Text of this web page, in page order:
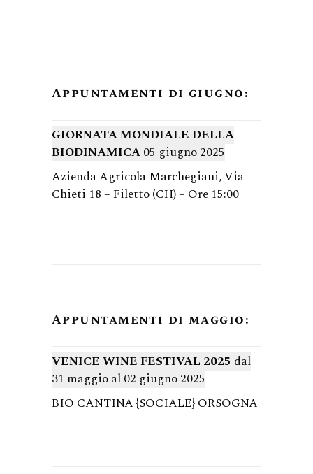
Appuntamenti di giugno:
GIORNATA MONDIALE DELLA
BIODINAMICA05 giugno 2025
Azienda Agricola Marchegiani, Via
Chieti 18 – Filetto (CH) – Ore 15:00
Appuntamenti di maggio:
VENICE WINE FESTIVAL 2025 dal
31 maggio al 02 giugno 2025
BIO CANTINA {SOCIALE} ORSOGNA